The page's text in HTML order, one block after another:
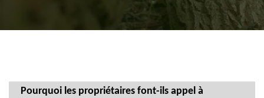
Pourquoi les propriétaires font-ils appel à